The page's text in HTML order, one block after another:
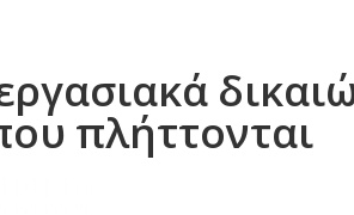
πλήττονται